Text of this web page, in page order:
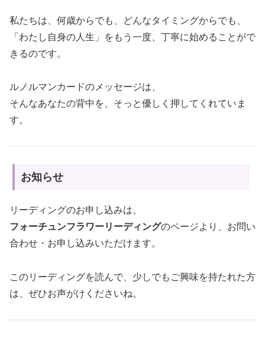
私たちは、何歳からでも、どんなタイミングからでも、
「わたし自身の人生」をもう一度、丁寧に始めることがで
きるのです。
ルノルマンカードのメッセージは、
そんなあなたの背中を、そっと優しく押してくれていま
す。
お知らせ
リーディングのお申し込みは、
フォーチュンフラワーリーディングのページより、お問い
合わせ・お申し込みいただけます。
このリーディングを読んで、少しでもご興味を持たれた方
は、ぜひお声がけくださいね。